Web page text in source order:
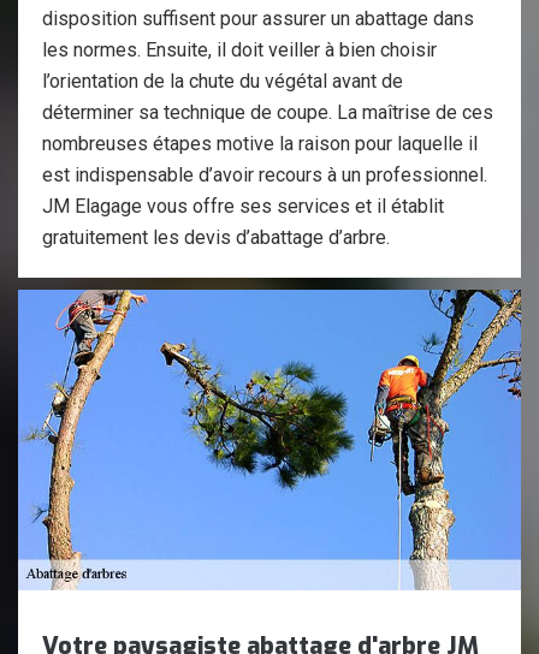
disposition suffisent pour assurer un abattage dans
les normes. Ensuite, il doit veiller à bien choisir
l’orientation de la chute du végétal avant de
déterminer sa technique de coupe. La maîtrise de ces
nombreuses étapes motive la raison pour laquelle il
est indispensable d’avoir recours à un professionnel.
JM Elagage vous offre ses services et il établit
gratuitement les devis d’abattage d’arbre.
Votre paysagiste abattage d'arbre JM